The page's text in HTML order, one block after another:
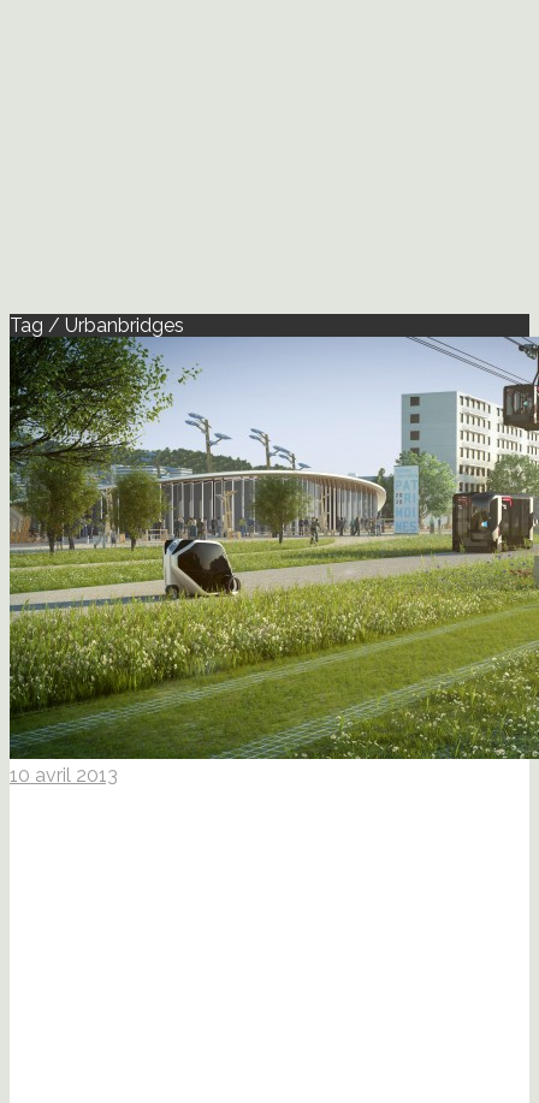
Tag / Urbanbridges
10 avril 2013